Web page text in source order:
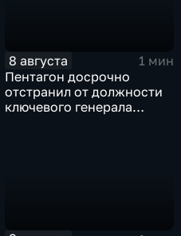
8 августа
1 мин
Пентагон досрочно
отстранил от должности
ключевого генерала